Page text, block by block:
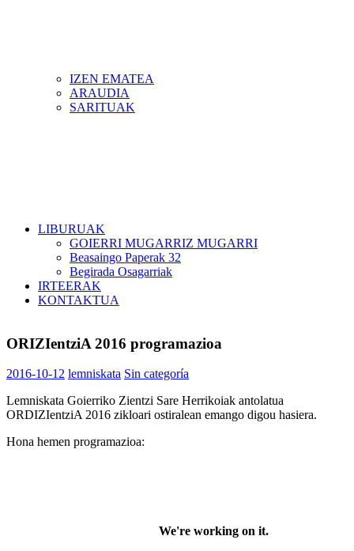
IZEN EMATEA
ARAUDIA
SARITUAK
LIBURUAK
GOIERRI MUGARRIZ MUGARRI
Beasaingo Paperak 32
Begirada Osagarriak
IRTEERAK
KONTAKTUA
ORIZIentziA 2016 programazioa
2016-10-12 lemniskata Sin categoría
Lemniskata Goierriko Zientzi Sare Herrikoiak antolatua
ORDIZIentziA 2016 zikloari ostiralean emango digou hasiera.
Hona hemen programazioa: